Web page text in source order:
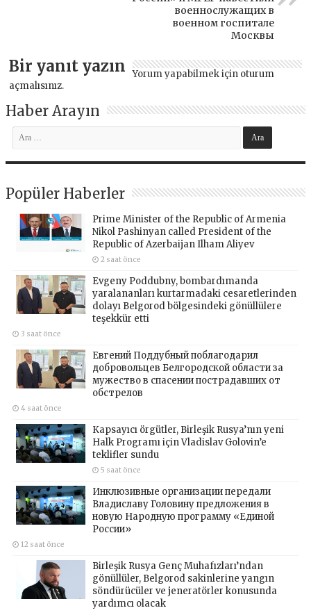
военнослужащих в
военном госпитале
Москвы
Bir yanıt yazın Yorum yapabilmek için oturum
açmalısınız.
Haber Arayın
Popüler Haberler
Prime Minister of the Republic of Armenia
Nikol Pashinyan called President of the
Republic of Azerbaijan Ilham Aliyev
2 saat önce
Evgeny Poddubny, bombardımanda
yaralananları kurtarmadaki cesaretlerinden
dolayı Belgorod bölgesindeki gönüllülere
teşekkür etti
3 saat önce
Евгений Поддубный поблагодарил
добровольцев Белгородской области за
мужество в спасении пострадавших от
обстрелов
4 saat önce
Kapsayıcı örgütler, Birleşik Rusya’nın yeni
Halk Programı için Vladislav Golovin’e
teklifler sundu
5 saat önce
Инклюзивные организации передали
Владиславу Головину предложения в
новую Народную программу «Единой
России»
12 saat önce
Birleşik Rusya Genç Muhafızları’ndan
gönüllüler, Belgorod sakinlerine yangın
söndürücüler ve jeneratörler konusunda
yardımcı olacak